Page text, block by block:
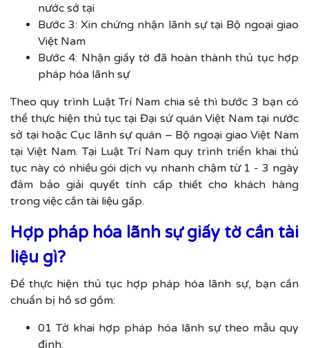
nước sở tại
Bước 3: Xin chứng nhận lãnh sự tại Bộ ngoại giao
Việt Nam
Bước 4: Nhận giấy tờ đã hoàn thành thủ tục hợp
pháp hóa lãnh sự
Theo quy trình Luật Trí Nam chia sẻ thì bước 3 bạn có
thể thực hiện thủ tục tại Đại sứ quán Việt Nam tại nước
sở tại hoặc Cục lãnh sự quán – Bộ ngoại giao Việt Nam
tại Việt Nam. Tại Luật Trí Nam quy trình triển khai thủ
tục này có nhiều gói dịch vụ nhanh chậm từ 1 - 3 ngày
đảm bảo giải quyết tính cấp thiết cho khách hàng
trong việc cần tài liệu gấp.
Hợp pháp hóa lãnh sự giấy tờ cần tài
liệu gì?
Để thực hiện thủ tục hợp pháp hóa lãnh sự, bạn cần
chuẩn bị hồ sơ gồm:
01 Tờ khai hợp pháp hóa lãnh sự theo mẫu quy
định;